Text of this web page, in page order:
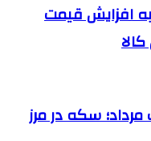
به افزایش قیمت
سکه در مرز